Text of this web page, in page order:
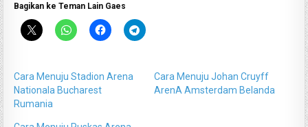
Bagikan ke Teman Lain Gaes
Cara Menuju Stadion Arena
Nationala Bucharest
Rumania
Cara Menuju Johan Cruyff
ArenA Amsterdam Belanda